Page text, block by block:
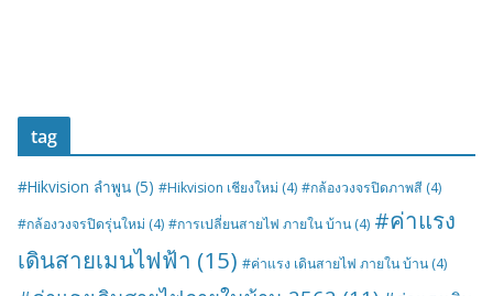
tag
#Hikvision ลำพูน (5) #Hikvision เชียงใหม่ (4) #กล้องวงจรปิดภาพสี (4)
#กล้องวงจรปิดรุ่นใหม่ (4) #การเปลี่ยนสายไฟ ภายใน บ้าน (4) #ค่าแรง
เดินสายเมนไฟฟ้า (15) #ค่าแรง เดินสายไฟ ภายใน บ้าน (4)